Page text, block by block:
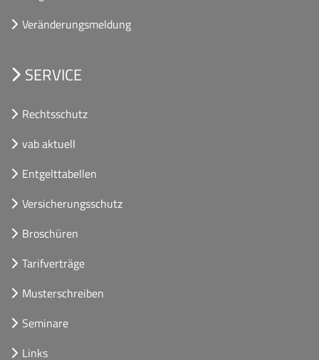
Veränderungsmeldung
SERVICE
Rechtsschutz
vab aktuell
Entgelttabellen
Versicherungsschutz
Broschüren
Tarifverträge
Musterschreiben
Seminare
Links